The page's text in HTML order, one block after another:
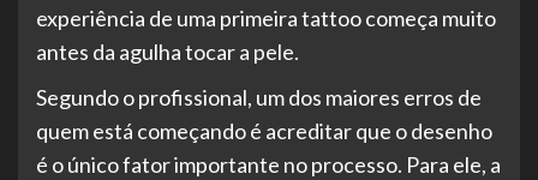
experiência de uma primeira tattoo começa muito
antes da agulha tocar a pele.
Segundo o profissional, um dos maiores erros de
quem está começando é acreditar que o desenho
é o único fator importante no processo. Para ele, a